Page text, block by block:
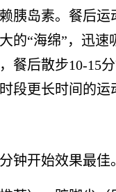
胰岛素。餐后运
的“海绵”，迅速
餐后散步10-15
段更长时间的运
钟开始效果最佳。